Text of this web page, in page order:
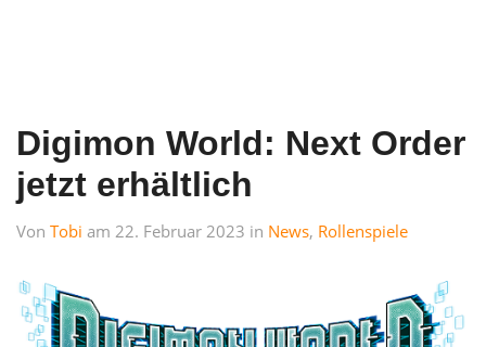
Digimon World: Next Order
jetzt erhältlich
Von Tobi am 22. Februar 2023 in News, Rollenspiele